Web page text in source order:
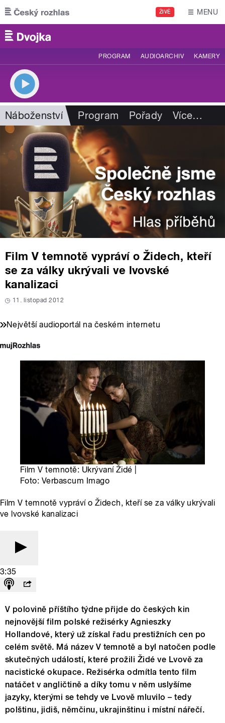
Přejít k hlavnímu obsahu
ŽIVĚ MENU
PROGRAM AUDIOARCHIV KAMERY
Náboženství Program Pořady Více…
Film V temnotě vypráví o Židech, kteří
se za války ukrývali ve lvovské
kanalizaci
11. listopad 2012
Největší audioportál na českém internetu
Film V temnotě: Ukrývaní Židé |
Foto: Verbascum Imago
Film V temnotě vypráví o Židech, kteří se za války ukrývali
ve lvovské kanalizaci
3:35
V polovině příštího týdne přijde do českých kin
nejnovější film polské režisérky Agnieszky
Hollandové, který už získal řadu prestižních cen po
celém světě. Má název V temnotě a byl natočen podle
skutečných událostí, které prožili Židé ve Lvově za
nacistické okupace. Režisérka odmítla tento film
natáčet v angličtině a díky tomu v něm uslyšíme
jazyky, kterými se tehdy ve Lvově mluvilo – tedy
polštinu, jidiš, němčinu, ukrajinštinu i místní nářečí.